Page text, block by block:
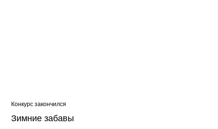
Конкурс закончился
Зимние забавы